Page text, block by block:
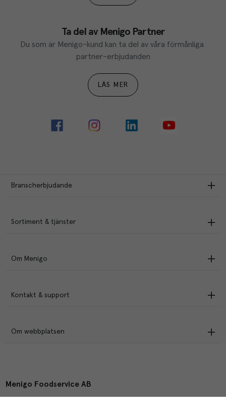
Ta del av Menigo Partner
Du som är Menigo-kund kan ta del av våra förmånliga
partner-erbjudanden
LÄS MER
Branscherbjudande
Sortiment & tjänster
Om Menigo
Kontakt & support
Om webbplatsen
Menigo Foodservice AB